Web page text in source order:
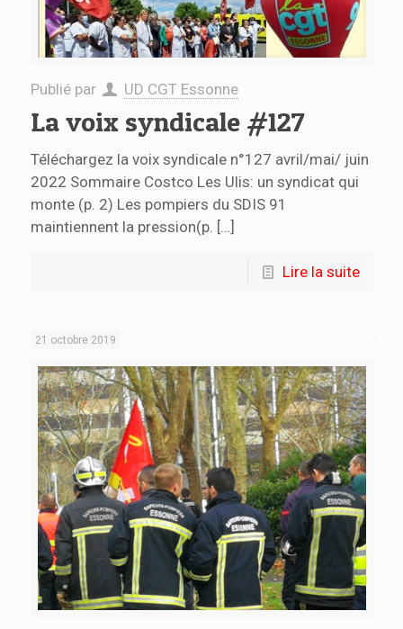
Publié par UD CGT Essonne
La voix syndicale #127
Téléchargez la voix syndicale n°127 avril/mai/ juin
2022 Sommaire Costco Les Ulis: un syndicat qui
monte (p. 2) Les pompiers du SDIS 91
maintiennent la pression(p. […]
Lire la suite
21 octobre 2019